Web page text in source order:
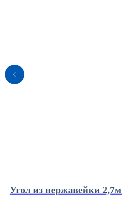
Угол из нержавейки